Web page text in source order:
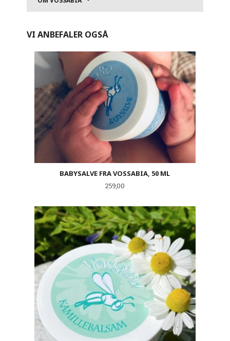
VI ANBEFALER OGSÅ
BABYSALVE FRA VOSSABIA, 50 ML
Pris
259,00